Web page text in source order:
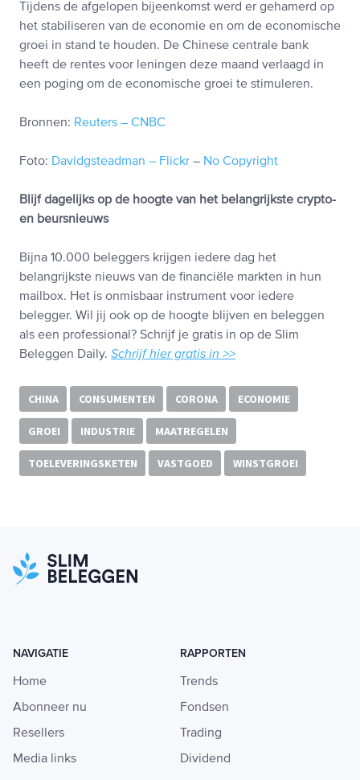
Tijdens de afgelopen bijeenkomst werd er gehamerd op
het stabiliseren van de economie en om de economische
groei in stand te houden. De Chinese centrale bank
heeft de rentes voor leningen deze maand verlaagd in
een poging om de economische groei te stimuleren.
Bronnen: Reuters – CNBC
Foto: Davidgsteadman – Flickr – No Copyright
Blijf dagelijks op de hoogte van het belangrijkste crypto-
en beursnieuws
Bijna 10.000 beleggers krijgen iedere dag het
belangrijkste nieuws van de financiële markten in hun
mailbox. Het is onmisbaar instrument voor iedere
belegger. Wil jij ook op de hoogte blijven en beleggen
als een professional? Schrijf je gratis in op de Slim
Beleggen Daily. Schrijf hier gratis in >>
CHINA CONSUMENTEN CORONA ECONOMIE
GROEI INDUSTRIE MAATREGELEN
TOELEVERINGSKETEN VASTGOED WINSTGROEI
NAVIGATIE
Home
Abonneer nu
Resellers
Media links
RAPPORTEN
Trends
Fondsen
Trading
Dividend